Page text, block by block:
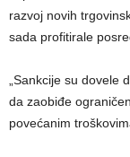
razvoj novih
sada profitirale
„Sankcije su dovele
da zaobiđe
povećanim